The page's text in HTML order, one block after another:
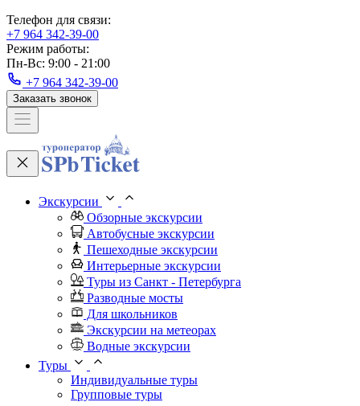
Телефон для связи:
+7 964 342-39-00
Режим работы:
Пн-Вс: 9:00 - 21:00
+7 964 342-39-00
Заказать звонок
Экскурсии
Обзорные экскурсии
Автобусные экскурсии
Пешеходные экскурсии
Интерьерные экскурсии
Туры из Санкт - Петербурга
Разводные мосты
Для школьников
Экскурсии на метеорах
Водные экскурсии
Туры
Индивидуальные туры
Групповые туры